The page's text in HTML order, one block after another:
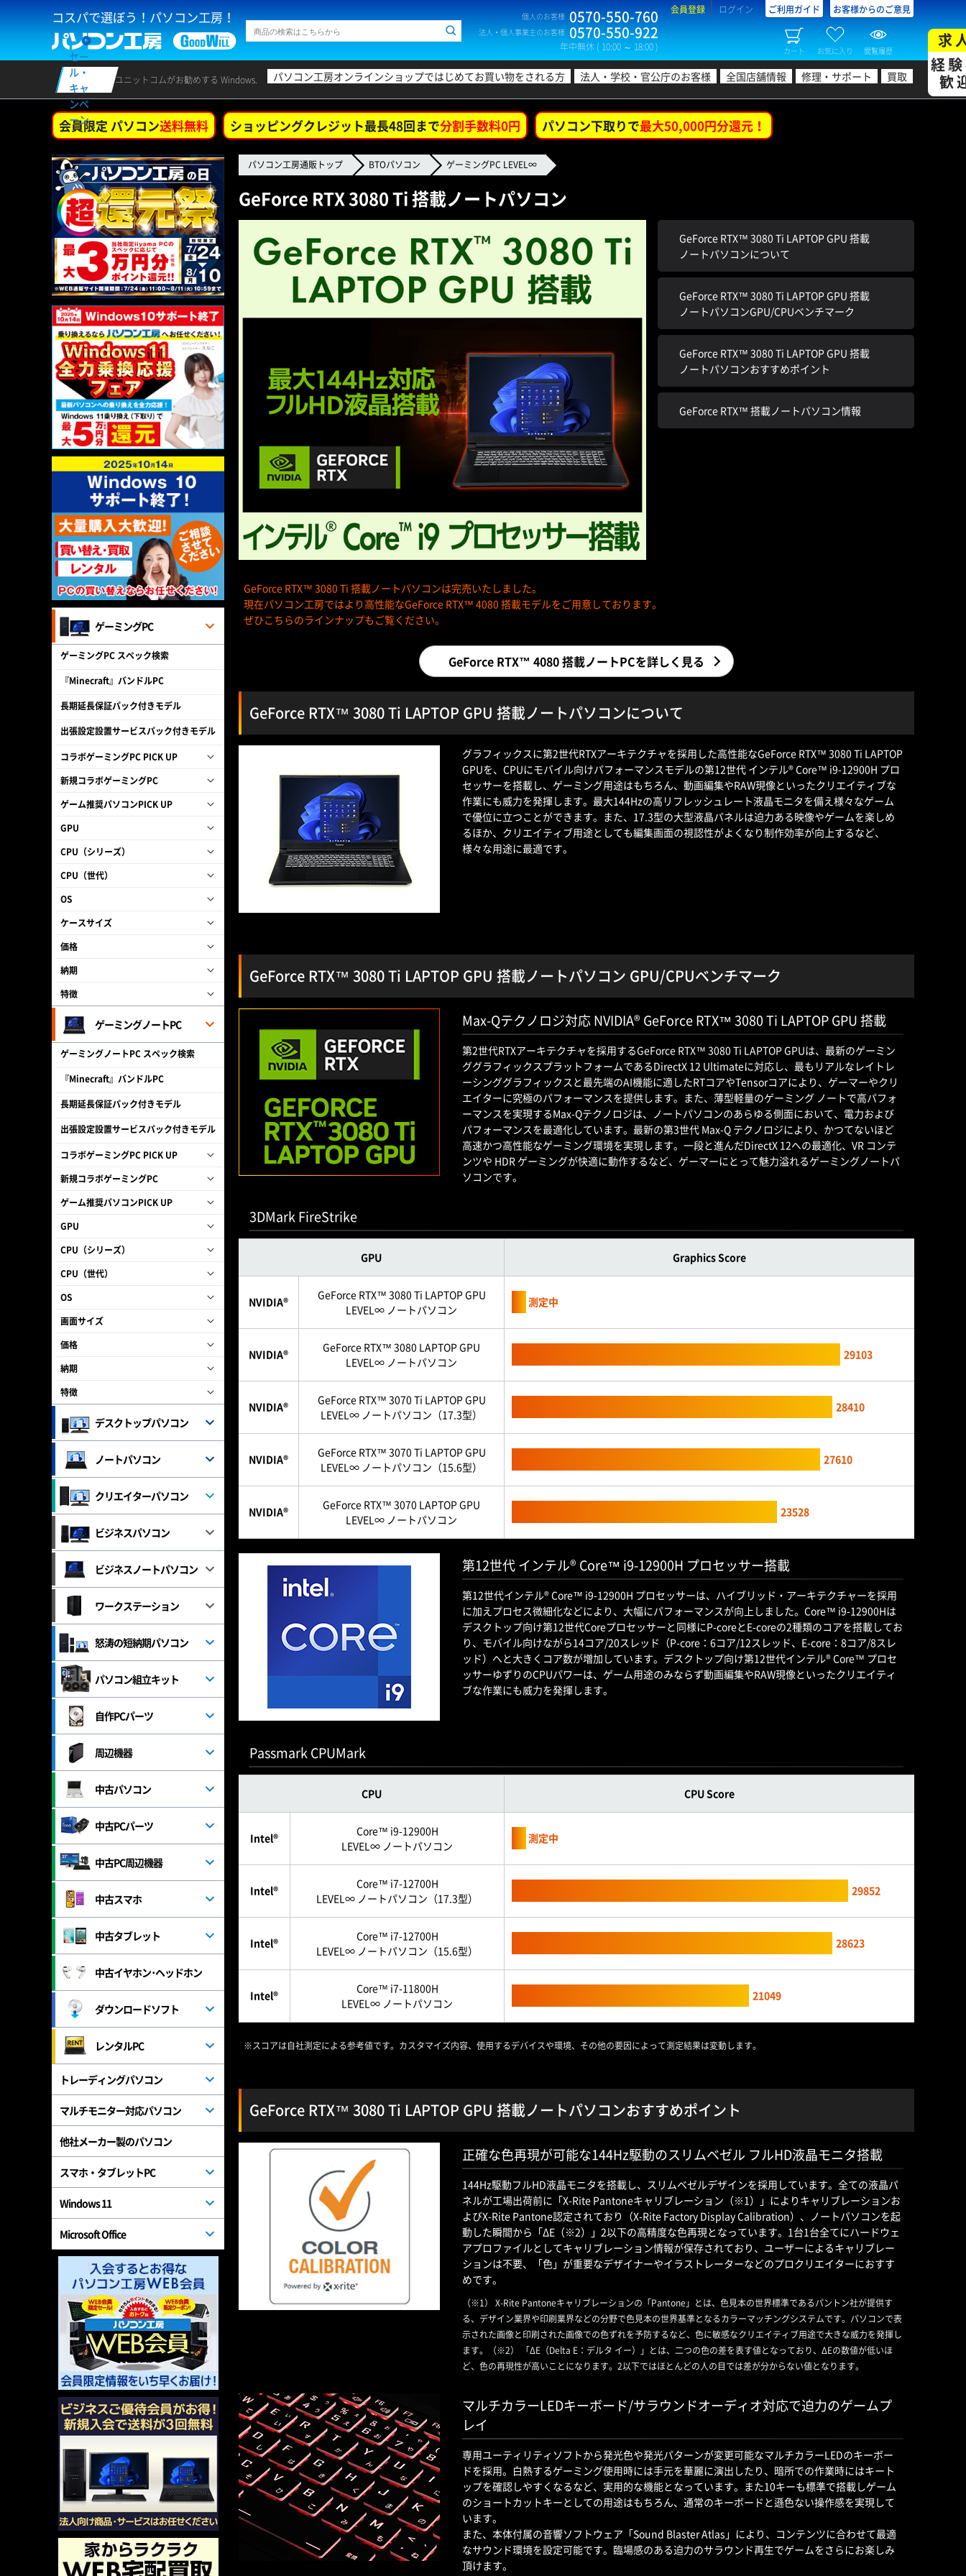
コスパで選ぼう！パソコン工房！ 個人のお客様 0570-550-760
法人・個人事業主のお客様 0570-550-922
年中無休 ( 10:00 ～ 18:00 )
会員登録 ログイン ご利用ガイド お客様からのご意見
カート お気に入り 閲覧履歴
セー
ル・
キャ
ンペ
ーン
ユニットコムがお勧めする Windows. パソコン工房オンラインショップではじめてお買い物をされる方 法人・学校・官公庁のお客様 全国店舗情報 修理・サポート 買取
求
経
歓
会員限定 パソコン送料無料 ショッピングクレジット最長48回まで分割手数料0円 パソコン下取りで最大50,000円分還元！
パソコン工房通販トップ BTOパソコン ゲーミングPC LEVEL∞
GeForce RTX 3080 Ti 搭載ノートパソコン
GeForce RTX™ 3080 Ti LAPTOP GPU 搭載
ノートパソコンについて
GeForce RTX™ 3080 Ti LAPTOP GPU 搭載
ノートパソコンGPU/CPUベンチマーク
GeForce RTX™ 3080 Ti LAPTOP GPU 搭載
ノートパソコンおすすめポイント
GeForce RTX™ 搭載ノートパソコン情報
GeForce RTX™ 3080 Ti 搭載ノートパソコンは完売いたしました。
現在パソコン工房ではより高性能なGeForce RTX™ 4080 搭載モデルをご用意しております。
ぜひこちらのラインナップもご覧ください。
GeForce RTX™ 4080 搭載ノートPCを詳しく見る
GeForce RTX™ 3080 Ti LAPTOP GPU 搭載ノートパソコンについて
グラフィックスに第2世代RTXアーキテクチャを採用した高性能なGeForce RTX™ 3080 Ti LAPTOP
GPUを、CPUにモバイル向けパフォーマンスモデルの第12世代 インテル® Core™ i9-12900H プロ
セッサーを搭載し、ゲーミング用途はもちろん、動画編集やRAW現像といったクリエイティブな
作業にも威力を発揮します。最大144Hzの高リフレッシュレート液晶モニタを備え様々なゲーム
で優位に立つことができます。また、17.3型の大型液晶パネルは迫力ある映像やゲームを楽しめ
るほか、クリエイティブ用途としても編集画面の視認性がよくなり制作効率が向上するなど、
様々な用途に最適です。
GeForce RTX™ 3080 Ti LAPTOP GPU 搭載ノートパソコン GPU/CPUベンチマーク
Max-Qテクノロジ対応 NVIDIA® GeForce RTX™ 3080 Ti LAPTOP GPU 搭載
第2世代RTXアーキテクチャを採用するGeForce RTX™ 3080 Ti LAPTOP GPUは、最新のゲーミン
ググラフィックスプラットフォームであるDirectX 12 Ultimateに対応し、最もリアルなレイトレ
ーシンググラフィックスと最先端のAI機能に適したRTコアやTensorコアにより、ゲーマーやクリ
エイターに究極のパフォーマンスを提供します。また、薄型軽量のゲーミング ノートで高パフォ
ーマンスを実現するMax-Qテクノロジは、ノートパソコンのあらゆる側面において、電力および
パフォーマンスを最適化しています。最新の第3世代 Max-Q テクノロジにより、かつてないほど
高速かつ高性能なゲーミング環境を実現します。一段と進んだDirectX 12への最適化、VR コンテ
ンツや HDR ゲーミングが快適に動作するなど、ゲーマーにとって魅力溢れるゲーミングノートパ
ソコンです。
3DMark FireStrike
GPU Graphics Score
NVIDIA®
GeForce RTX™ 3080 Ti LAPTOP GPU
LEVEL∞ ノートパソコン
測定中
NVIDIA®
GeForce RTX™ 3080 LAPTOP GPU
LEVEL∞ ノートパソコン
29103
NVIDIA®
GeForce RTX™ 3070 Ti LAPTOP GPU
LEVEL∞ ノートパソコン（17.3型）
28410
NVIDIA®
GeForce RTX™ 3070 Ti LAPTOP GPU
LEVEL∞ ノートパソコン（15.6型）
27610
NVIDIA®
GeForce RTX™ 3070 LAPTOP GPU
LEVEL∞ ノートパソコン
23528
第12世代 インテル® Core™ i9-12900H プロセッサー搭載
第12世代インテル® Core™ i9-12900H プロセッサーは、ハイブリッド・アーキテクチャーを採用
に加えプロセス微細化などにより、大幅にパフォーマンスが向上しました。Core™ i9-12900Hは
デスクトップ向け第12世代Coreプロセッサーと同様にP-coreとE-coreの2種類のコアを搭載してお
り、モバイル向けながら14コア/20スレッド（P-core：6コア/12スレッド、E-core：8コア/8スレ
ッド）へと大きくコア数が増加しています。デスクトップ向け第12世代インテル® Core™ プロセ
ッサーゆずりのCPUパワーは、ゲーム用途のみならず動画編集やRAW現像といったクリエイティ
ブな作業にも威力を発揮します。
Passmark CPUMark
CPU CPU Score
Intel®
Core™ i9-12900H
LEVEL∞ ノートパソコン
測定中
Intel®
Core™ i7-12700H
LEVEL∞ ノートパソコン（17.3型）
29852
Intel®
Core™ i7-12700H
LEVEL∞ ノートパソコン（15.6型）
28623
Intel®
Core™ i7-11800H
LEVEL∞ ノートパソコン
21049
※スコアは自社測定による参考値です。カスタマイズ内容、使用するデバイスや環境、その他の要因によって測定結果は変動します。
GeForce RTX™ 3080 Ti LAPTOP GPU 搭載ノートパソコンおすすめポイント
正確な色再現が可能な144Hz駆動のスリムベゼル フルHD液晶モニタ搭載
144Hz駆動フルHD液晶モニタを搭載し、スリムベゼルデザインを採用しています。全ての液晶パ
ネルが工場出荷前に「X-Rite Pantoneキャリブレーション（※1）」によりキャリブレーションお
よびX-Rite Pantone認定されており（X-Rite Factory Display Calibration）、ノートパソコンを起
動した瞬間から「ΔE（※2）」2以下の高精度な色再現となっています。1台1台全てにハードウェ
アプロファイルとしてキャリブレーション情報が保存されており、ユーザーによるキャリブレー
ションは不要、「色」が重要なデザイナーやイラストレーターなどのプロクリエイターにおすす
めです。
（※1） X-Rite Pantoneキャリブレーションの「Pantone」とは、色見本の世界標準であるパントン社が提供す
る、デザイン業界や印刷業界などの分野で色見本の世界基準となるカラーマッチングシステムです。パソコンで表
示された画像と印刷された画像での色ずれを予防するなど、色に敏感なクリエイティブ用途で大きな威力を発揮し
ます。（※2） 「ΔE（Delta E：デルタ イー）」とは、二つの色の差を表す値となっており、ΔEの数値が低いほ
ど、色の再現性が高いことになります。2以下ではほとんどの人の目では差が分からない値となります。
マルチカラーLEDキーボード/サラウンドオーディオ対応で迫力のゲームプ
レイ
専用ユーティリティソフトから発光色や発光パターンが変更可能なマルチカラーLEDのキーボー
ドを採用。白熱するゲーミング使用時には手元を華麗に演出したり、暗所での作業時にはキート
ップを確認しやすくなるなど、実用的な機能となっています。また10キーも標準で搭載しゲーム
のショートカットキーとしての用途はもちろん、通常のキーボードと遜色ない操作感を実現して
います。
また、本体付属の音響ソフトウェア「Sound Blaster Atlas」により、コンテンツに合わせて最適
なサウンド環境を設定可能です。臨場感のある迫力のサラウンド再生でゲームをさらにお楽しみ
頂けます。
ゲーミングPC
ゲーミングPC スペック検索
『Minecraft』バンドルPC
長期延長保証パック付きモデル
出張設定設置サービスパック付きモデル
コラボゲーミングPC PICK UP
新規コラボゲーミングPC
ゲーム推奨パソコンPICK UP
GPU
CPU（シリーズ）
CPU（世代）
OS
ケースサイズ
価格
納期
特徴
ゲーミングノートPC
ゲーミングノートPC スペック検索
『Minecraft』バンドルPC
長期延長保証パック付きモデル
出張設定設置サービスパック付きモデル
コラボゲーミングPC PICK UP
新規コラボゲーミングPC
ゲーム推奨パソコンPICK UP
GPU
CPU（シリーズ）
CPU（世代）
OS
画面サイズ
価格
納期
特徴
デスクトップパソコン
ノートパソコン
クリエイターパソコン
ビジネスパソコン
ビジネスノートパソコン
ワークステーション
怒涛の短納期パソコン
パソコン組立キット
自作PCパーツ
周辺機器
中古パソコン
中古PCパーツ
中古PC周辺機器
中古スマホ
中古タブレット
中古イヤホン･ヘッドホン
ダウンロードソフト
レンタルPC
トレーディングパソコン
マルチモニター対応パソコン
他社メーカー製のパソコン
スマホ・タブレットPC
Windows 11
Microsoft Office